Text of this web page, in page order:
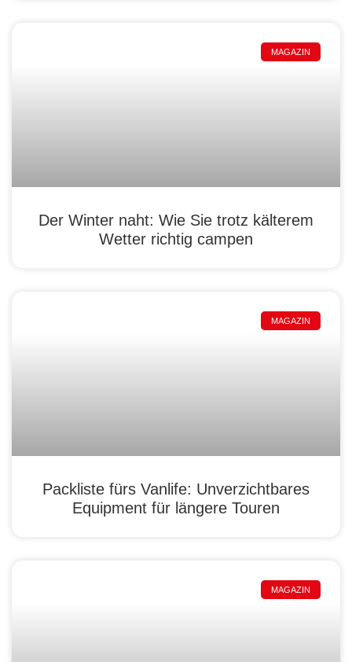
MAGAZIN
Der Winter naht: Wie Sie trotz kälterem
Wetter richtig campen
MAGAZIN
Packliste fürs Vanlife: Unverzichtbares
Equipment für längere Touren
MAGAZIN